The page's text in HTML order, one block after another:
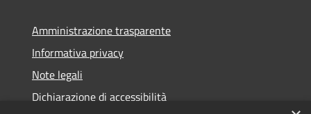
Amministrazione trasparente
Informativa privacy
Note legali
Dichiarazione di accessibilità